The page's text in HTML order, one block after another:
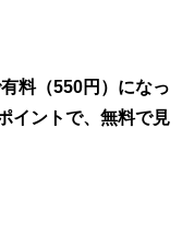
料（550円）になっ
イントで、無料で見